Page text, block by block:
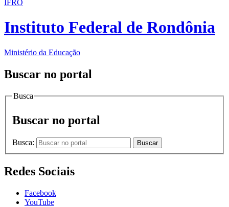
IFRO
Instituto Federal de Rondônia
Ministério da Educação
Buscar no portal
Busca
Buscar no portal
Busca: Buscar
Redes Sociais
Facebook
YouTube